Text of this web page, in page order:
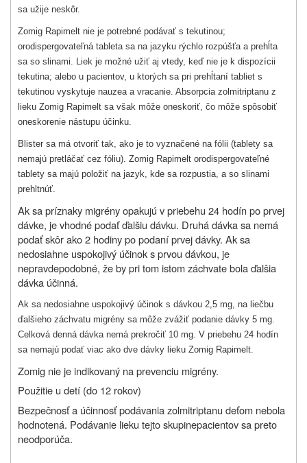
sa užije neskôr.
Zomig Rapimelt nie je potrebné podávať s tekutinou;
orodispergovateľná tableta sa na jazyku rýchlo rozpúšťa a prehĺta
sa so slinami. Liek je možné užiť aj vtedy, keď nie je k dispozícii
tekutina; alebo u pacientov, u ktorých sa pri prehĺtaní tabliet s
tekutinou vyskytuje nauzea a vracanie. Absorpcia zolmitriptanu z
lieku Zomig Rapimelt sa však môže oneskoriť, čo môže spôsobiť
oneskorenie nástupu účinku.
Blister sa má otvoriť tak, ako je to vyznačené na fólii (tablety sa
nemajú pretláčať cez fóliu). Zomig Rapimelt orodispergovateľné
tablety sa majú položiť na jazyk, kde sa rozpustia, a so slinami
prehltnúť.
Ak sa príznaky migrény opakujú v priebehu 24 hodín po prvej
dávke, je vhodné podať ďalšiu dávku. Druhá dávka sa nemá
podať skôr ako 2 hodiny po podaní prvej dávky. Ak sa
nedosiahne uspokojivý účinok s prvou dávkou, je
nepravdepodobné, že by pri tom istom záchvate bola ďalšia
dávka účinná.
Ak sa nedosiahne uspokojivý účinok s dávkou 2,5 mg, na liečbu
ďalšieho záchvatu migrény sa môže zvážiť podanie dávky 5 mg.
Celková denná dávka nemá prekročiť 10 mg. V priebehu 24 hodín
sa nemajú podať viac ako dve dávky lieku Zomig Rapimelt.
Zomig nie je indikovaný na prevenciu migrény.
Použitie u detí (do 12 rokov)
Bezpečnosť a účinnosť podávania zolmitriptanu deťom nebola
hodnotená. Podávanie lieku tejto skupinepacientov sa preto
neodporúča.